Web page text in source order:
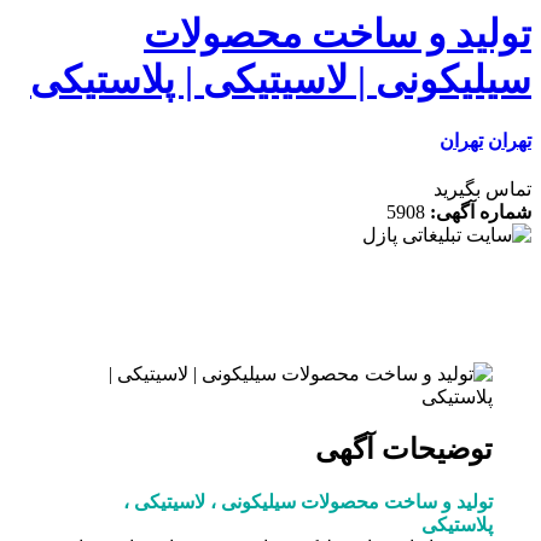
و ساخت محصولات
| لاسیتیکی | پلاستیکی
تهران
بگیرید
آگهی:5908
توضیحات آگهی
تولید و ساخت محصولات سیلیکونی ، لاسیتیکی ،
پلاستیکی